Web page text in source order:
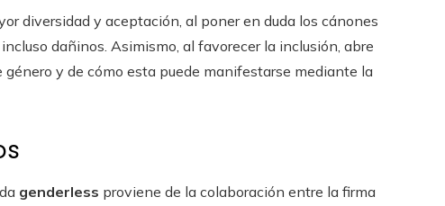
diversidad y aceptación, al poner en duda los cánones
dañinos. Asimismo, al favorecer la inclusión, abre
y de cómo esta puede manifestarse mediante la
genderless proviene de la colaboración entre la firma